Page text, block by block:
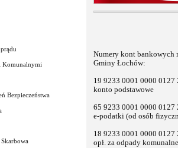
Numery kont bankowych
Gminy Łochów:
19 9233 0001 0000 0127
konto podstawowe
65 9233 0001 0000 0127
e-podatki (od osób
18 9233 0001 0000 0127
opł. za odpady komunalne